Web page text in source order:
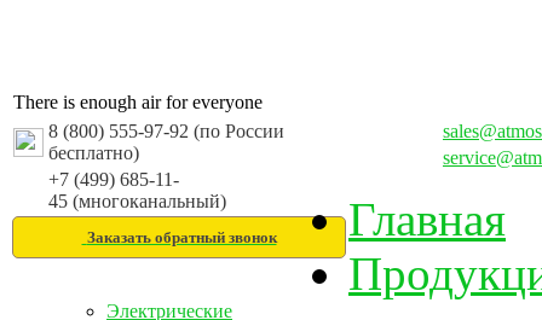
There is enough air for everyone
8 (800) 555-97-92 (по России
бесплатно)
+7 (499) 685-11-
45 (многоканальный)
Заказать обратный звонок
Главная
Электрические